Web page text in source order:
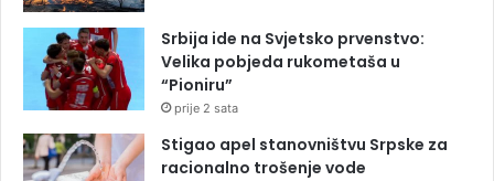
Srbija ide na Svjetsko prvenstvo:
Velika pobjeda rukometaša u
“Pioniru”
prije 2 sata
Stigao apel stanovništvu Srpske za
racionalno trošenje vode